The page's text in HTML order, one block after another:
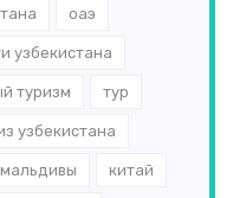
оаэ
узбекистана
туризм тур
узбекистана
мальдивы китай